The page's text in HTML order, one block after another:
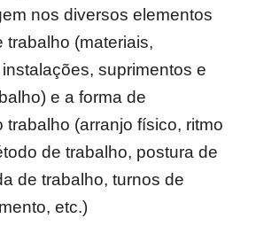
nos diversos elementos
trabalho (materiais,
suprimentos e
e a forma de
trabalho (arranjo físico, ritmo
de trabalho, postura de
de trabalho, turnos de
etc.)